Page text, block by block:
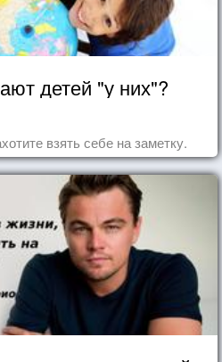
детей "у них"?
взять себе на заметку.